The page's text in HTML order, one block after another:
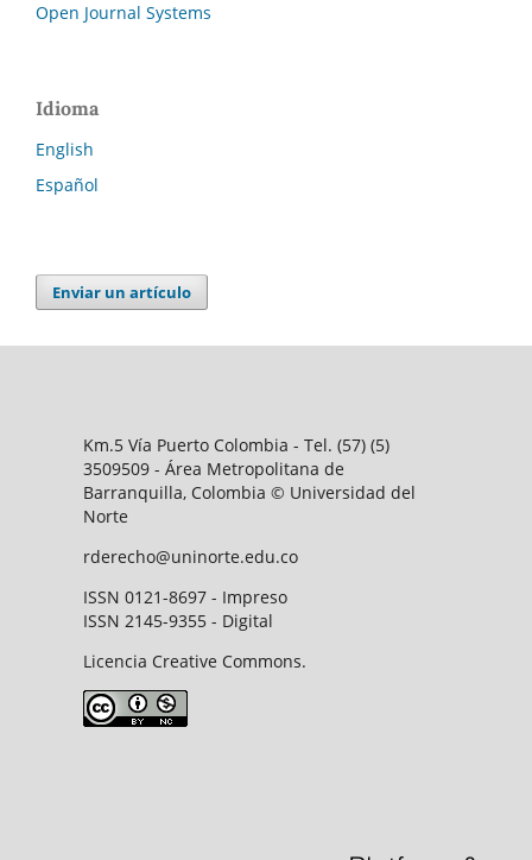
Open Journal Systems
Idioma
English
Español
Enviar un artículo
Km.5 Vía Puerto Colombia - Tel. (57) (5)
3509509 - Área Metropolitana de
Barranquilla, Colombia © Universidad del
Norte
rderecho@uninorte.edu.co
ISSN 0121-8697 - Impreso
ISSN 2145-9355 - Digital
Licencia Creative Commons.